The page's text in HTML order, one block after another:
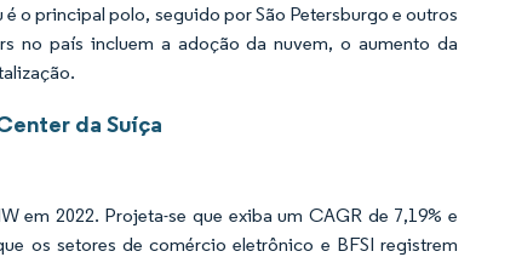
o principal polo, seguido por São Petersburgo e outros
no país incluem a adoção da nuvem, o aumento da
da Suíça
em 2022. Projeta-se que exiba um CAGR de 7,19% e
os setores de comércio eletrônico e BFSI registrem